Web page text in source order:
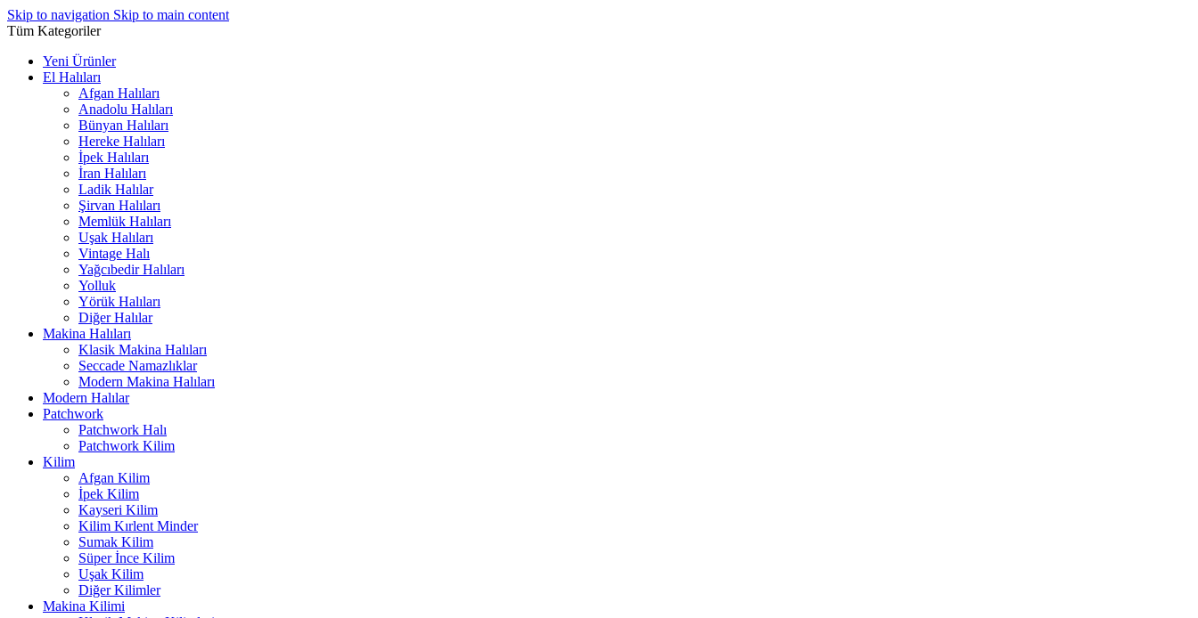
Skip to navigation Skip to main content
Tüm Kategoriler
Yeni Ürünler
El Halıları
Afgan Halıları
Anadolu Halıları
Bünyan Halıları
Hereke Halıları
İpek Halıları
İran Halıları
Ladik Halılar
Şirvan Halıları
Memlük Halıları
Uşak Halıları
Vintage Halı
Yağcıbedir Halıları
Yolluk
Yörük Halıları
Diğer Halılar
Makina Halıları
Klasik Makina Halıları
Seccade Namazlıklar
Modern Makina Halıları
Modern Halılar
Patchwork
Patchwork Halı
Patchwork Kilim
Kilim
Afgan Kilim
İpek Kilim
Kayseri Kilim
Kilim Kırlent Minder
Sumak Kilim
Süper İnce Kilim
Uşak Kilim
Diğer Kilimler
Makina Kilimi